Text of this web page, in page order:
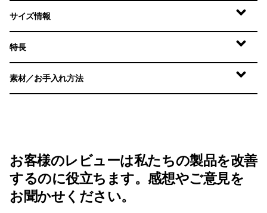
サイズ情報
特長
素材／お手入れ方法
お客様のレビューは私たちの製品を改善
するのに役立ちます。感想やご意見を
お聞かせください。